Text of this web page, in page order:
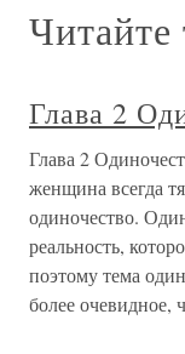
Читайте
Глава 2
Глава 2
женщина всегда
одиночество.
реальность,
поэтому тема
более очевидное,